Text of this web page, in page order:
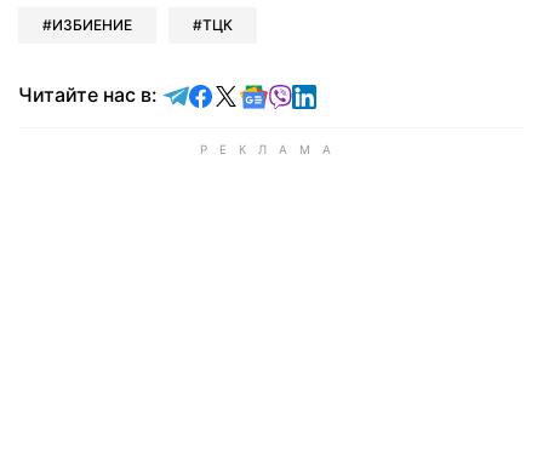
ИЗБИЕНИЕ ТЦК
Читайте нас в: Читайте в Telegram
Читайте в Facebook
Читайте в X
Читайте в Google news
Читайте в Viber
Читайте в LinkedIn